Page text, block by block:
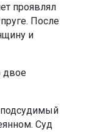
проявлял
После
и
двое
подсудимый
Суд